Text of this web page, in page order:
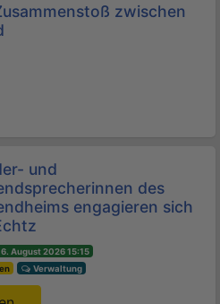
zwischen
und
des
engagieren sich
6. August 2026 15:15
Verwaltung